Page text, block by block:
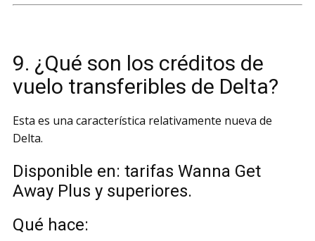
9. ¿Qué son los créditos de
vuelo transferibles de Delta?
Esta es una característica relativamente nueva de
Delta.
Disponible en: tarifas Wanna Get
Away Plus y superiores.
Qué hace: